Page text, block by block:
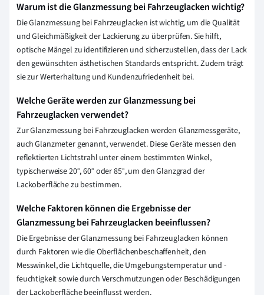
Warum ist die Glanzmessung bei Fahrzeuglacken wichtig?
Die Glanzmessung bei Fahrzeuglacken ist wichtig, um die Qualität
und Gleichmäßigkeit der Lackierung zu überprüfen. Sie hilft,
optische Mängel zu identifizieren und sicherzustellen, dass der Lack
den gewünschten ästhetischen Standards entspricht. Zudem trägt
sie zur Werterhaltung und Kundenzufriedenheit bei.
Welche Geräte werden zur Glanzmessung bei
Fahrzeuglacken verwendet?
Zur Glanzmessung bei Fahrzeuglacken werden Glanzmessgeräte,
auch Glanzmeter genannt, verwendet. Diese Geräte messen den
reflektierten Lichtstrahl unter einem bestimmten Winkel,
typischerweise 20°, 60° oder 85°, um den Glanzgrad der
Lackoberfläche zu bestimmen.
Welche Faktoren können die Ergebnisse der
Glanzmessung bei Fahrzeuglacken beeinflussen?
Die Ergebnisse der Glanzmessung bei Fahrzeuglacken können
durch Faktoren wie die Oberflächenbeschaffenheit, den
Messwinkel, die Lichtquelle, die Umgebungstemperatur und -
feuchtigkeit sowie durch Verschmutzungen oder Beschädigungen